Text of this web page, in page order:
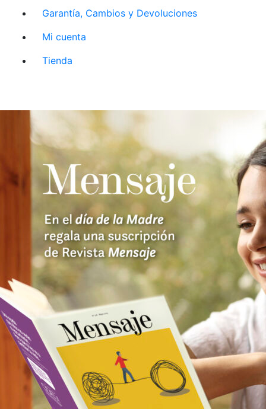
Garantía, Cambios y Devoluciones
Mi cuenta
Tienda